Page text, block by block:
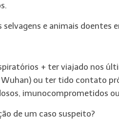
e animais doentes
+ ter viajado nos
Wuhan) ou ter tido contato
imunocomprometidos
de um caso suspeito?